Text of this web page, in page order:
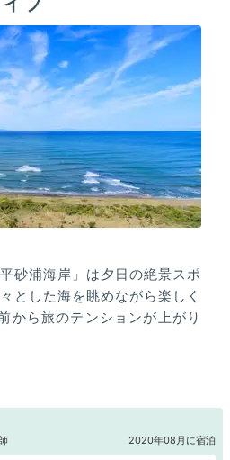
砂浦海岸」は夕日の絶景スポ
とした海を眺めながら楽しく
から旅のテンションが上がり
2020年08月に宿泊